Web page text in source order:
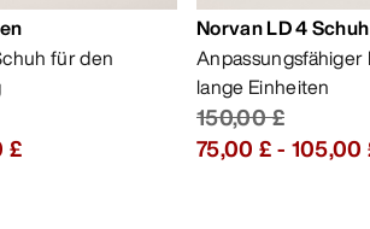
für den
£
Norvan LD 4
lange Einheiten
150,00 £
75,00 £- 105,00